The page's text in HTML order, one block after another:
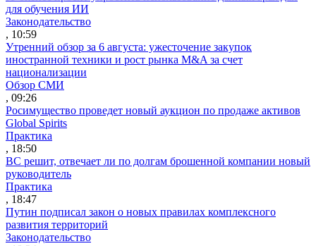
для обучения ИИ
Законодательство
, 10:59
Утренний обзор за 6 августа: ужесточение закупок
иностранной техники и рост рынка M&A за счет
национализации
Обзор СМИ
, 09:26
Росимущество проведет новый аукцион по продаже активов
Global Spirits
Практика
, 18:50
ВС решит, отвечает ли по долгам брошенной компании новый
руководитель
Практика
, 18:47
Путин подписал закон о новых правилах комплексного
развития территорий
Законодательство